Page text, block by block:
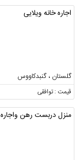
اجاره خانه ویلایی
گلستان ، گنبدکاووس
قیمت : توافقی
منزل دربست رهن واجاره